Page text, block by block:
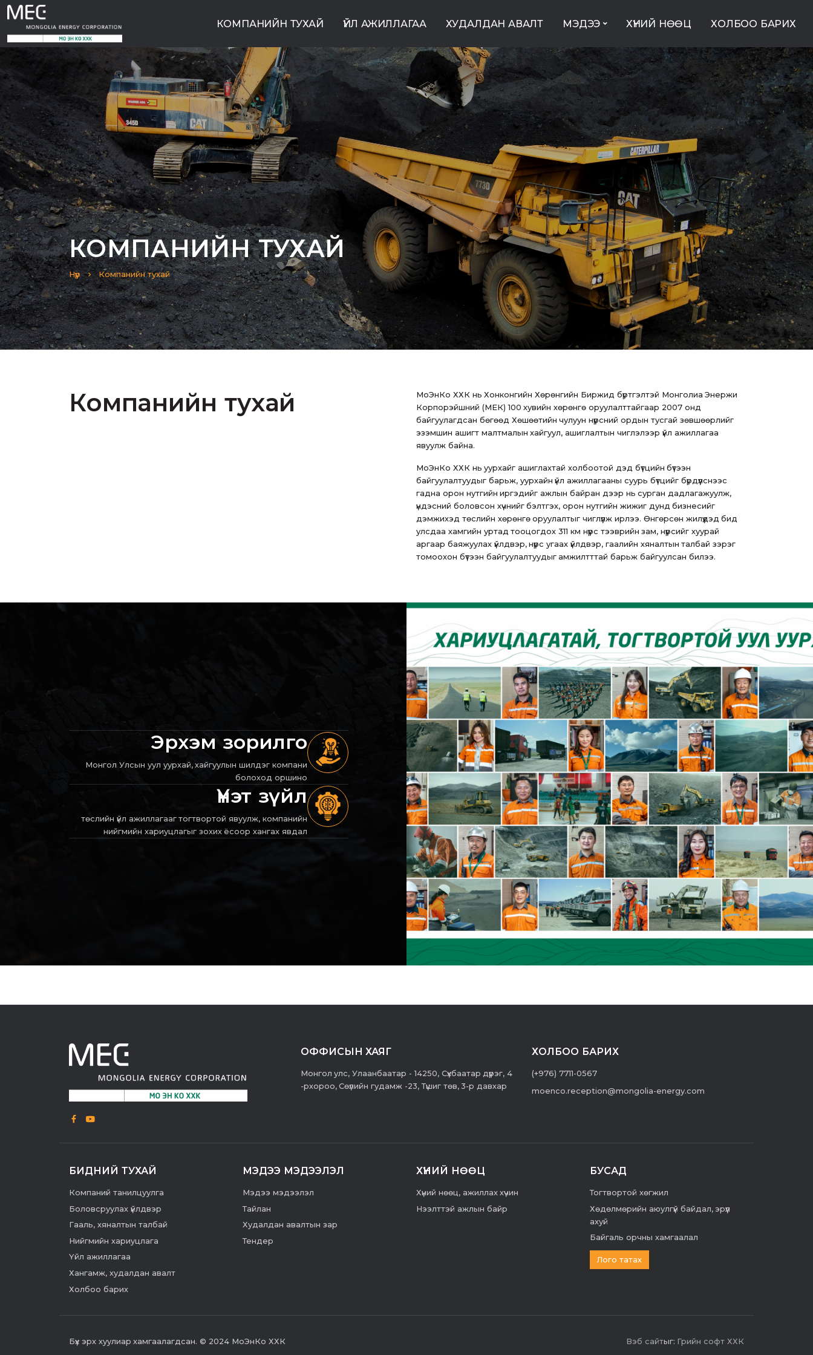
КОМПАНИЙН ТУХАЙ ҮЙЛ АЖИЛЛАГАА ХУДАЛДАН АВАЛТ МЭДЭЭ ХҮНИЙ НӨӨЦ ХОЛБОО БАРИХ
КОМПАНИЙН ТУХАЙ
Нүүр Компанийн тухай
Компанийн тухай
МоЭнКо ХХК нь Хонконгийн Хөрөнгийн Биржид бүртгэлтэй Монголиа Энержи
Корпорэйшний (МЕК) 100 хувийн хөрөнгө оруулалттайгаар 2007 онд
байгуулагдсан бөгөөд Хөшөөтийн чулуун нүүрсний ордын тусгай зөвшөөрлийг
эзэмшин ашигт малтмалын хайгуул, ашиглалтын чиглэлээр үйл ажиллагаа
явуулж байна.
МоЭнКо ХХК нь уурхайг ашиглахтай холбоотой дэд бүтцийн бүтээн
байгуулалтуудыг барьж, уурхайн үйл ажиллагааны суурь бүтцийг бүрдүүлснээс
гадна орон нутгийн иргэдийг ажлын байран дээр нь сурган дадлагажуулж,
үндэсний боловсон хүчнийг бэлтгэх, орон нутгийн жижиг дунд бизнесийг
дэмжихэд төслийн хөрөнгө оруулалтыг чиглүүлж ирлээ. Өнгөрсөн жилүүдэд бид
улсдаа хамгийн уртад тооцогдох 311 км нүүрс тээврийн зам, нүүрсийг хуурай
аргаар баяжуулах үйлдвэр, нүүрс угаах үйлдвэр, гаалийн хяналтын талбай зэрэг
томоохон бүтээн байгуулалтуудыг амжилтттай барьж байгуулсан билээ.
Эрхэм зорилго
Монгол Улсын уул уурхай, хайгуулын шилдэг компани
болоход оршино
Үнэт зүйл
төслийн үйл ажиллагааг тогтвортой явуулж, компанийн
нийгмийн хариуцлагыг зохих ёсоор хангах явдал
ОФФИСЫН ХАЯГ
Монгол улс, Улаанбаатар - 14250, Сүхбаатар дүүрэг, 4
-рхороо, Сөүлийн гудамж -23, Түшиг төв, 3-р давхар
ХОЛБОО БАРИХ
(+976) 7711-0567
moenco.reception@mongolia-energy.com
БИДНИЙ ТУХАЙ
Компаний танилцуулга
Боловсруулах үйлдвэр
Гааль, хяналтын талбай
Нийгмийн хариуцлага
Үйл ажиллагаа
Хангамж, худалдан авалт
Холбоо барих
МЭДЭЭ МЭДЭЭЛЭЛ
Мэдээ мэдээлэл
Тайлан
Худалдан авалтын зар
Тендер
ХҮНИЙ НӨӨЦ
Хүний нөөц, ажиллах хүчин
Нээлттэй ажлын байр
БУСАД
Тогтвортой хөгжил
Хөдөлмөрийн аюулгүй байдал, эрүүл
ахуй
Байгаль орчны хамгаалал
Лого татах
Бүх эрх хуулиар хамгаалагдсан. © 2024 МоЭнКо ХХК Вэб сайтыг: Грийн софт ХХК